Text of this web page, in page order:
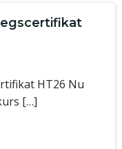
HT26 Nu
[…]